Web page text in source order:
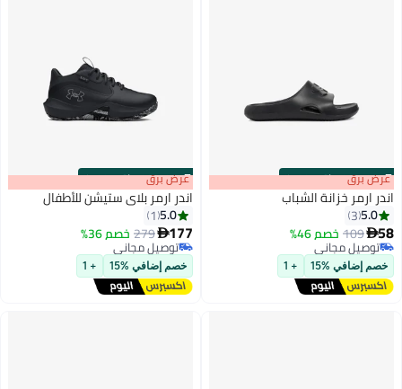
00m:00s
·باقي 100% عرض برق
اندر ارمر خزانة الشباب
5.0
3
58
109 خصم 46%
توصيل مجاني
توصيل مجاني
خصم إضافي %15 + 1
00m:00s
·باقي 100% عرض برق
اندر ارمر بلاي ستيشن للأطفال
5.0
1
177
279 خصم 36%
توصيل مجاني
توصيل مجاني
خصم إضافي %15 + 1